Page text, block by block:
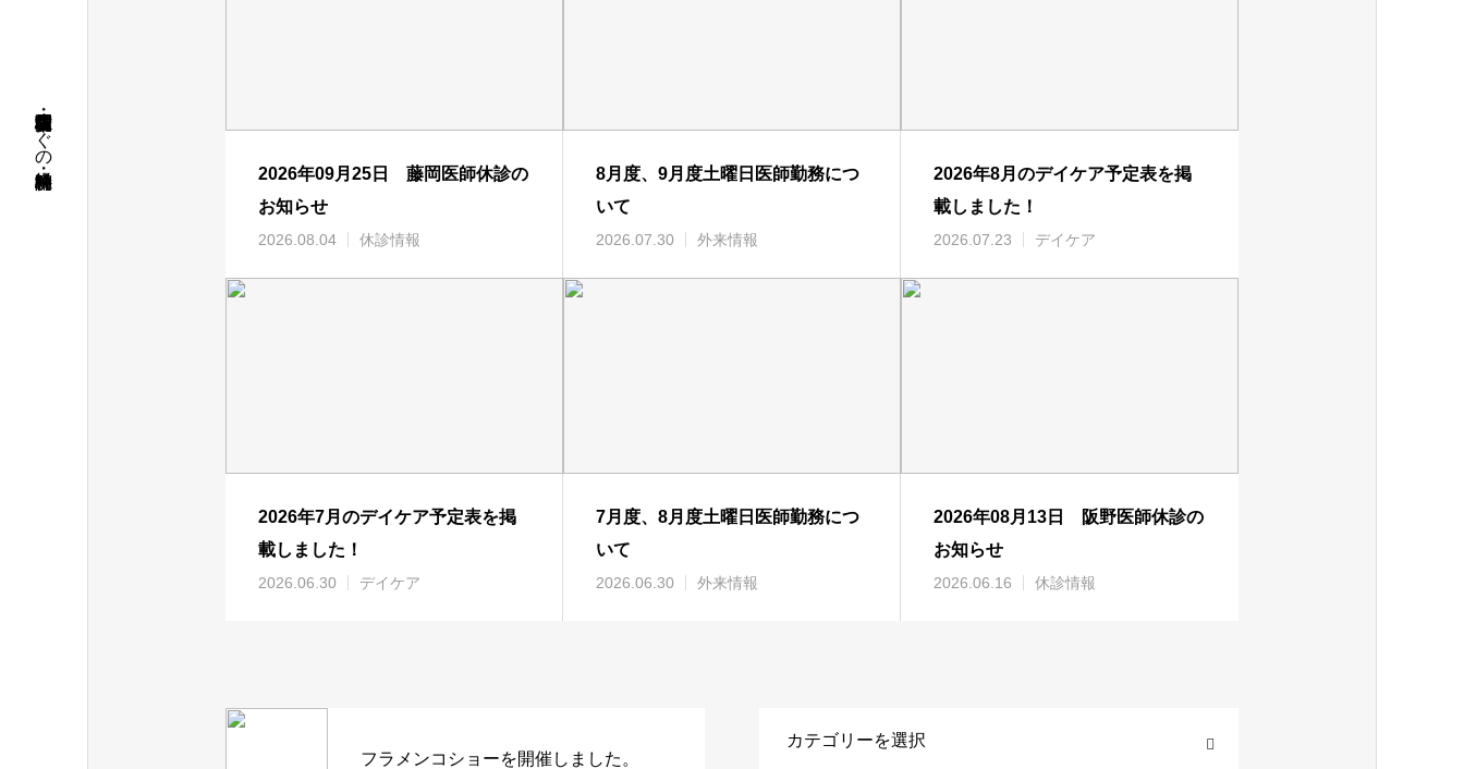
名古屋市昭和区・荒畑駅徒歩すぐの精神科・神経科病院
2026年09月25日 藤岡医師休診の
お知らせ
2026.08.04 休診情報
8月度、9月度土曜日医師勤務につ
いて
2026.07.30 外来情報
2026年8月のデイケア予定表を掲
載しました！
2026.07.23 デイケア
2026年7月のデイケア予定表を掲
載しました！
2026.06.30 デイケア
7月度、8月度土曜日医師勤務につ
いて
2026.06.30 外来情報
2026年08月13日 阪野医師休診の
お知らせ
2026.06.16 休診情報
フラメンコショーを開催しました。